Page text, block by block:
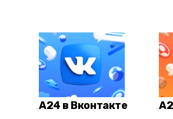
А24 в Вконтакте